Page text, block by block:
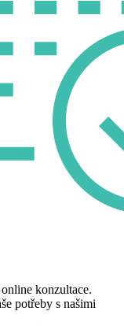
konzultace.
potřeby s našimi